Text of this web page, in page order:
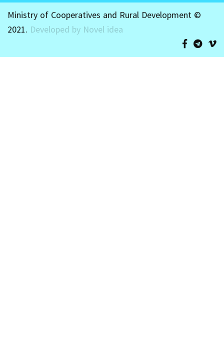
Ministry of Cooperatives and Rural Development ©
2021. Developed by Novel idea